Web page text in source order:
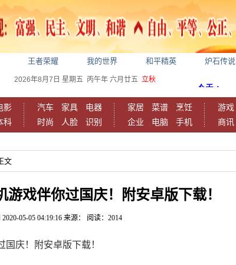
王者荣耀 我的世界 和平精英 炉石传说
2026年8月7日 星期五 丙午年 六月廿五 立秋
影
科
汽车 家具
电器
时尚
人脸 识别
家居 菜谱
烹饪
企业
电脑 手机
游戏
商讯
文
戏伴你过国庆！附安卓版下载！
2020-05-05 04:19:16 来源： 阅读：2014